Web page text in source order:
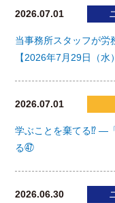
2026.07.01
当事務所スタッフが労
【2026年7月29日（水
2026.07.01
学ぶことを棄てる⁉ ―
る㊼
2026.06.30